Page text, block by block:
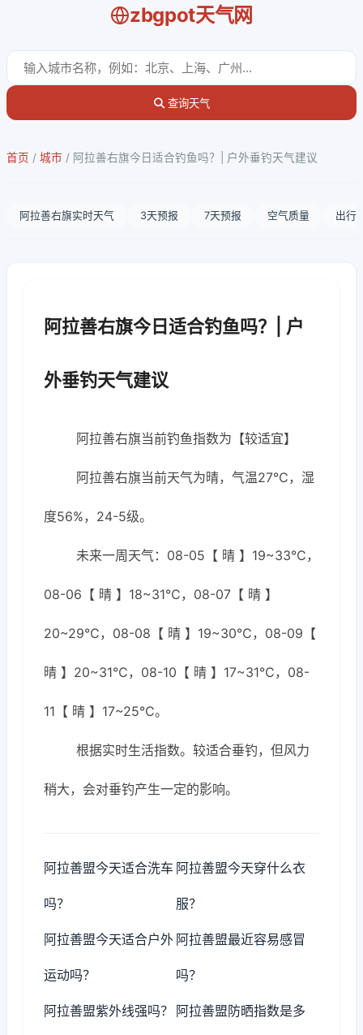
zbgpot天气网
查询天气
首页 / 城市 / 阿拉善右旗今日适合钓鱼吗？| 户外垂钓天气建议
阿拉善右旗实时天气 3天预报 7天预报 空气质量 出行
阿拉善右旗今日适合钓鱼吗？| 户
外垂钓天气建议
阿拉善右旗当前钓鱼指数为【较适宜】
阿拉善右旗当前天气为晴，气温27℃，湿
度56%，24-5级。
未来一周天气：08-05【 晴 】19~33℃，
08-06【 晴 】18~31℃，08-07【 晴 】
20~29℃，08-08【 晴 】19~30℃，08-09【
晴 】20~31℃，08-10【 晴 】17~31℃，08-
11【 晴 】17~25℃。
根据实时生活指数。较适合垂钓，但风力
稍大，会对垂钓产生一定的影响。
阿拉善盟今天适合洗车
吗？
阿拉善盟今天穿什么衣
服？
阿拉善盟今天适合户外
运动吗？
阿拉善盟最近容易感冒
吗？
阿拉善盟紫外线强吗？ 阿拉善盟防晒指数是多